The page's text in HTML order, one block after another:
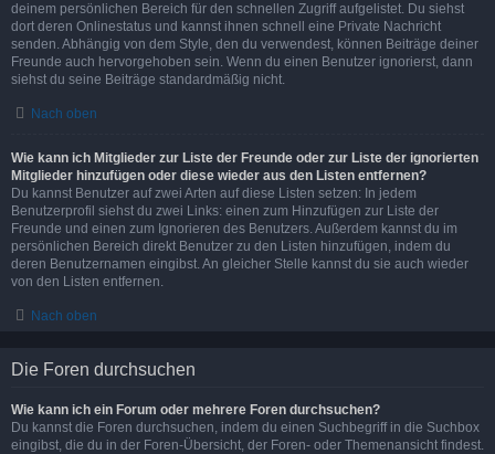
deinem persönlichen Bereich für den schnellen Zugriff aufgelistet. Du siehst
dort deren Onlinestatus und kannst ihnen schnell eine Private Nachricht
senden. Abhängig von dem Style, den du verwendest, können Beiträge deiner
Freunde auch hervorgehoben sein. Wenn du einen Benutzer ignorierst, dann
siehst du seine Beiträge standardmäßig nicht.
Nach oben
Wie kann ich Mitglieder zur Liste der Freunde oder zur Liste der ignorierten
Mitglieder hinzufügen oder diese wieder aus den Listen entfernen?
Du kannst Benutzer auf zwei Arten auf diese Listen setzen: In jedem
Benutzerprofil siehst du zwei Links: einen zum Hinzufügen zur Liste der
Freunde und einen zum Ignorieren des Benutzers. Außerdem kannst du im
persönlichen Bereich direkt Benutzer zu den Listen hinzufügen, indem du
deren Benutzernamen eingibst. An gleicher Stelle kannst du sie auch wieder
von den Listen entfernen.
Nach oben
Die Foren durchsuchen
Wie kann ich ein Forum oder mehrere Foren durchsuchen?
Du kannst die Foren durchsuchen, indem du einen Suchbegriff in die Suchbox
eingibst, die du in der Foren-Übersicht, der Foren- oder Themenansicht findest.